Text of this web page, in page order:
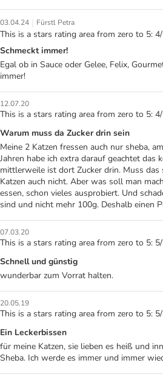
03.04.24 | Fürstl Petra
This is a stars rating area from zero to 5:
Schmeckt immer!
Egal ob in Sauce oder Gelee, Felix,
immer!
12.07.20
This is a stars rating area from zero to 5:
Warum muss da Zucker drin sein
Meine 2 Katzen fressen auch nur sheba,
Jahren habe ich extra darauf geachtet das
mittlerweile ist dort Zucker drin. Muss das
Katzen auch nicht. Aber was soll man
essen, schon vieles ausprobiert. Und
sind und nicht mehr 100g. Deshalb einen
07.03.20
This is a stars rating area from zero to 5:
Schnell und günstig
wunderbar zum Vorrat halten.
20.05.19
This is a stars rating area from zero to 5:
Ein Leckerbissen
für meine Katzen, sie lieben es heiß und
Sheba. Ich werde es immer und immer